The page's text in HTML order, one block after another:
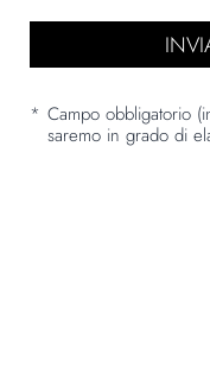
* Campo obbligatorio
saremo in grado di